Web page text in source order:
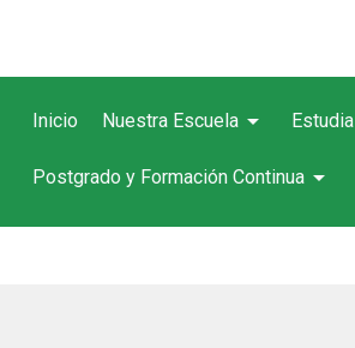
Inicio Nuestra Escuela arrow_drop_down
Postgrado y Formación Continua arrow_drop_down